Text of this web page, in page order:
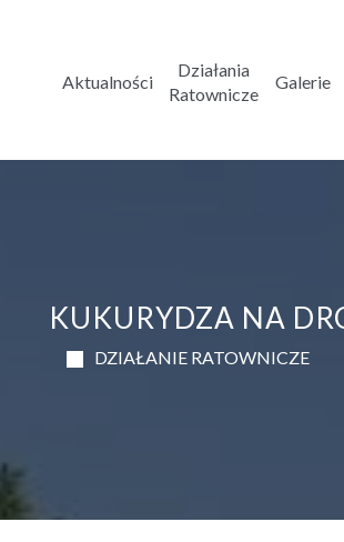
Aktualności
Działania
Ratownicze
Galerie
KUKURYDZA NA
DZIAŁANIE RATOWNICZE